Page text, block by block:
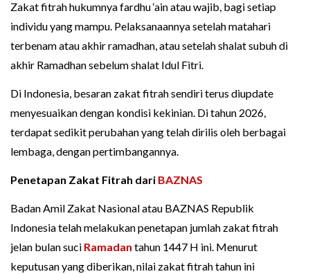
Zakat fitrah hukumnya fardhu ‘ain atau wajib, bagi setiap
individu yang mampu. Pelaksanaannya setelah matahari
terbenam atau akhir ramadhan, atau setelah shalat subuh di
akhir Ramadhan sebelum shalat Idul Fitri.
Di Indonesia, besaran zakat fitrah sendiri terus diupdate
menyesuaikan dengan kondisi kekinian. Di tahun 2026,
terdapat sedikit perubahan yang telah dirilis oleh berbagai
lembaga, dengan pertimbangannya.
Penetapan Zakat Fitrah dari BAZNAS
Badan Amil Zakat Nasional atau BAZNAS Republik
Indonesia telah melakukan penetapan jumlah zakat fitrah
jelan bulan suci Ramadan tahun 1447 H ini. Menurut
keputusan yang diberikan, nilai zakat fitrah tahun ini